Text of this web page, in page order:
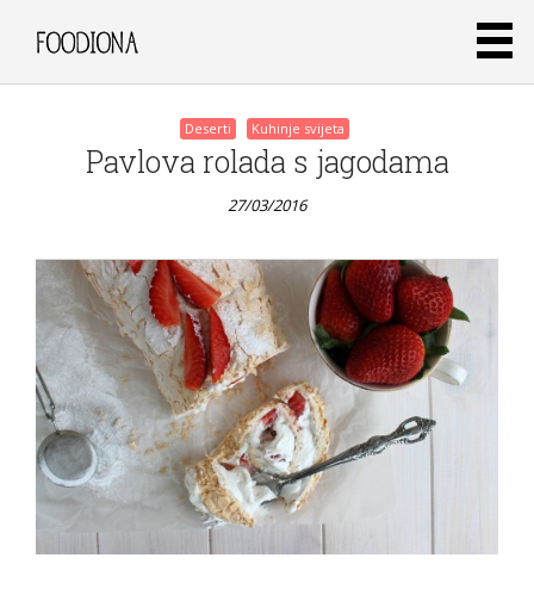
Deserti Kuhinje svijeta
Pavlova rolada s jagodama
27/03/2016